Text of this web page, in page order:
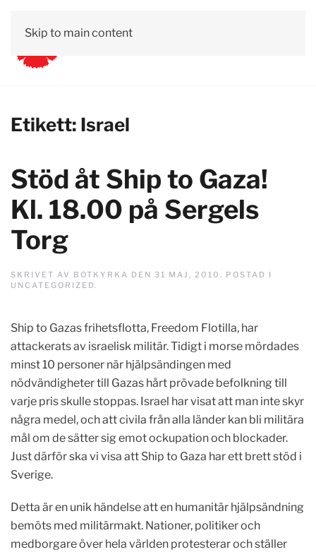
Skip to main content
Etikett: Israel
Stöd åt Ship to Gaza!
Kl. 18.00 på Sergels
Torg
SKRIVET AV BOTKYRKA DEN 31 MAJ, 2010 . POSTAD I
UNCATEGORIZED.
Ship to Gazas frihetsflotta, Freedom Flotilla, har
attackerats av israelisk militär. Tidigt i morse mördades
minst 10 personer när hjälpsändingen med
nödvändigheter till Gazas hårt prövade befolkning till
varje pris skulle stoppas. Israel har visat att man inte skyr
några medel, och att civila från alla länder kan bli militära
mål om de sätter sig emot ockupation och blockader.
Just därför ska vi visa att Ship to Gaza har ett brett stöd i
Sverige.
Detta är en unik händelse att en humanitär hjälpsändning
bemöts med militärmakt. Nationer, politiker och
medborgare över hela världen protesterar och ställer